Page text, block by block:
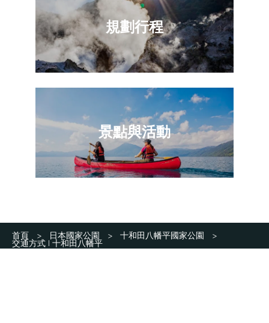
規劃行程
景點與活動
首頁 > 日本國家公園 > 十和田八幡平國家公園 >
交通方式 | 十和田八幡平